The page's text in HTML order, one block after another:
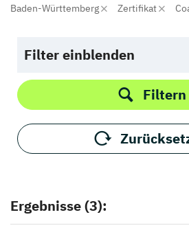
Baden-Württemberg Zertifikat
Filter einblenden
Filtern
Ergebnisse (3):